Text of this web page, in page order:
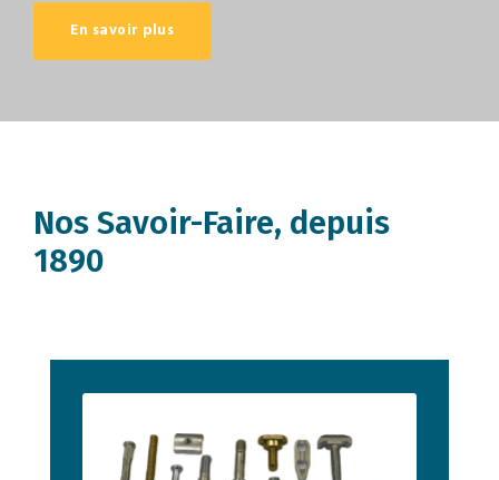
En savoir plus
Nos Savoir-Faire, depuis
1890